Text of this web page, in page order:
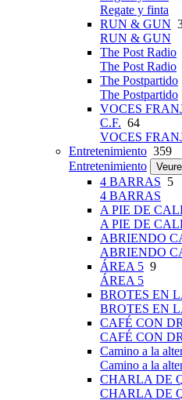
Regate y finta
RUN & GUN
RUN & GUN
The Post Radio
The Post Radio
The Postpartido
The Postpartido
VOCES
C.F. 64
VOCES
Entretenimiento 359
Entretenimiento
4 BARRAS 5
4 BARRAS
A PIE DE
A PIE DE
ABRIENDO
ABRIENDO
ÁREA 5 9
ÁREA 5
BROTES EN
BROTES EN
CAFÉ CON
CAFÉ CON
Camino a la
Camino a la
CHARLA DE
CHARLA DE